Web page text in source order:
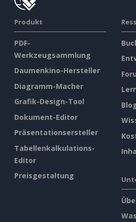
Produkt
PDF-
Werkzeugsammlung
Daumenkino-Hersteller
Diagramm-Macher
Grafik-Design-Tool
Dokument-Editor
Präsentationsersteller
Tabellenkalkulations-
Editor
Preisgestaltung